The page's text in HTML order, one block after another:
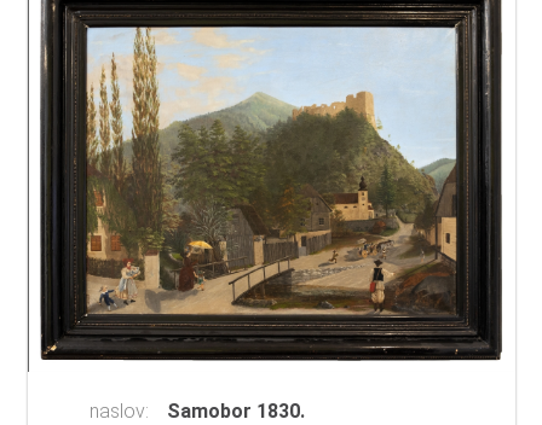
naslov:
Samobor 1830.